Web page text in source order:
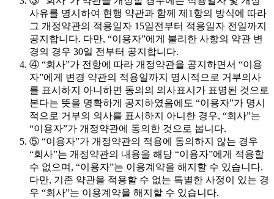
사유를 명시하여 현행 약관과 함께 제1항의 방식에 따라
그 개정약관의 적용일자 15일전부터 적용일자 전일까지
공지합니다. 다만, “이용자”에게 불리한 사항의 약관 변
경의 경우 30일 전부터 공지합니다.
④ “회사”가 전항에 따라 개정약관을 공지하면서 “이용
자”에게 변경 약관의 적용일까지 명시적으로 거부의사
를 표시하지 아니하면 동의의 의사표시가 표명된 것으로
본다는 뜻을 명확하게 공지하였음에도 “이용자”가 명시
적으로 거부의 의사를 표시하지 아니한 경우, “회사”는
“이용자”가 개정약관에 동의한 것으로 봅니다.
⑤ “이용자”가 개정약관의 적용에 동의하지 않는 경우
“회사”는 개정약관의 내용을 해당 “이용자”에게 적용할
수 없으며, “이용자”는 이용계약을 해지할 수 있습니다.
다만, 기존 약관을 적용할 수 없는 특별한 사정이 있는 경
우 “회사”는 이용계약을 해지할 수 있습니다.